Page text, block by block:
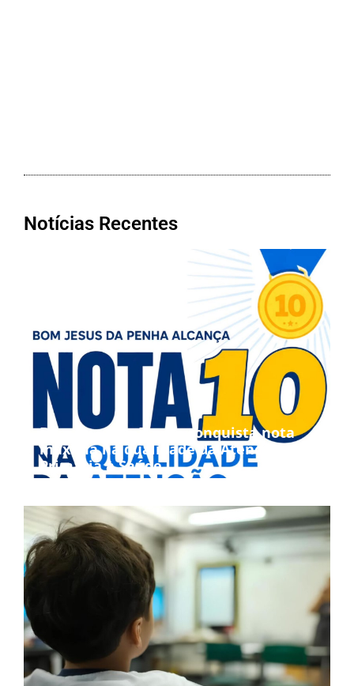
Notícias Recentes
Bom Jesus da Penha conquista nota
máxima na qualidade da Atenção
Primária à Saúde